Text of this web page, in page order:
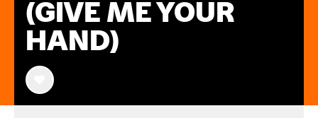
(GIVE ME YOUR
HAND)